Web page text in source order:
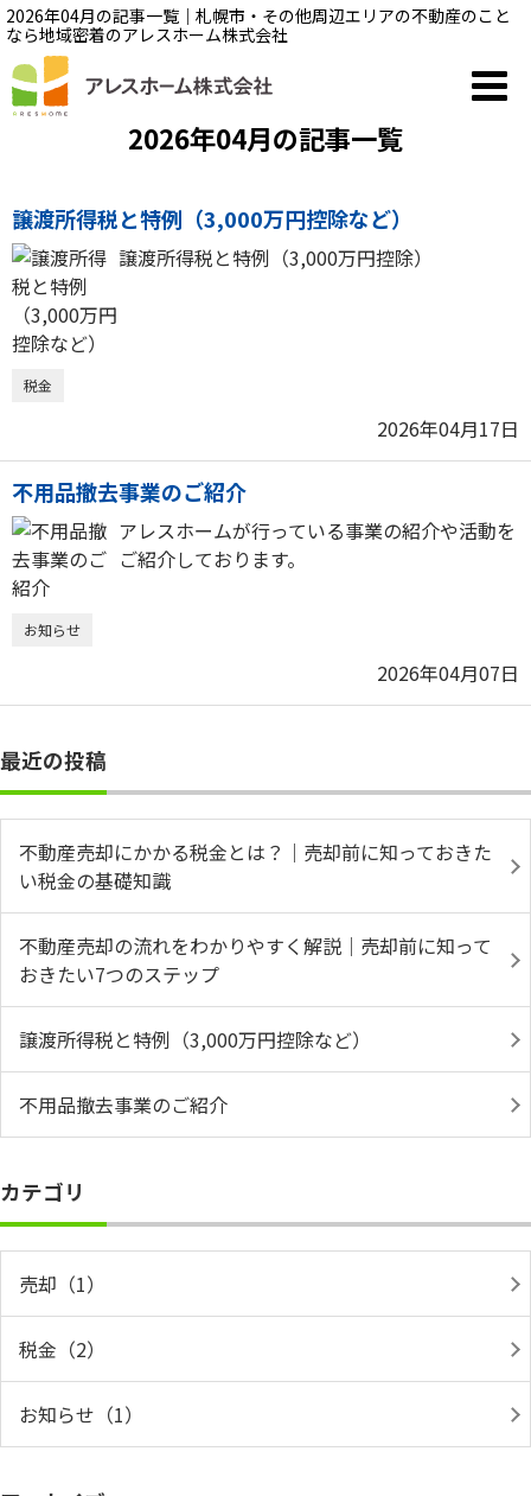
2026年04月の記事一覧｜札幌市・その他周辺エリアの不動産のこと
なら地域密着のアレスホーム株式会社
2026年04月の記事一覧
譲渡所得税と特例（3,000万円控除など）
譲渡所得税と特例（3,000万円控除）
税金
2026年04月17日
不用品撤去事業のご紹介
アレスホームが行っている事業の紹介や活動を
ご紹介しております。
お知らせ
2026年04月07日
最近の投稿
不動産売却にかかる税金とは？｜売却前に知っておきた
い税金の基礎知識
不動産売却の流れをわかりやすく解説｜売却前に知って
おきたい7つのステップ
譲渡所得税と特例（3,000万円控除など）
不用品撤去事業のご紹介
カテゴリ
売却（1）
税金（2）
お知らせ（1）